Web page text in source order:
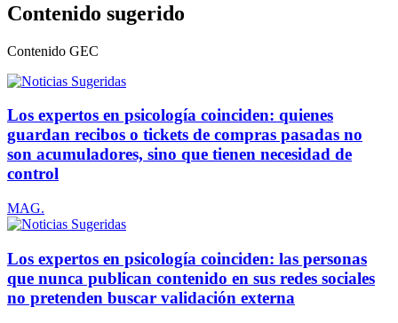
Contenido sugerido
Contenido GEC
Los expertos en psicología coinciden: quienes
guardan recibos o tickets de compras pasadas no
son acumuladores, sino que tienen necesidad de
control
MAG.
Los expertos en psicología coinciden: las personas
que nunca publican contenido en sus redes sociales
no pretenden buscar validación externa